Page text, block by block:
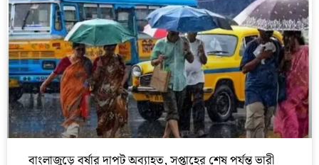
বাংলাজুড়ে বর্ষার দাপট অব্যাহত, সপ্তাহের শেষ পর্যন্ত ভারী